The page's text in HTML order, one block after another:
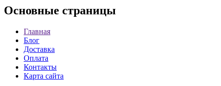
Основные страницы
Главная
Блог
Доставка
Оплата
Контакты
Карта сайта